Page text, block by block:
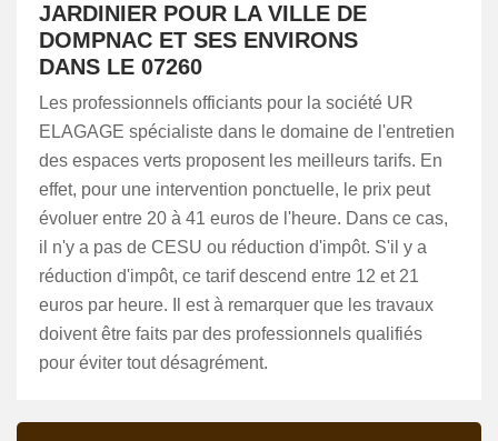
JARDINIER POUR LA VILLE DE
DOMPNAC ET SES ENVIRONS
DANS LE 07260
Les professionnels officiants pour la société UR
ELAGAGE spécialiste dans le domaine de l'entretien
des espaces verts proposent les meilleurs tarifs. En
effet, pour une intervention ponctuelle, le prix peut
évoluer entre 20 à 41 euros de l'heure. Dans ce cas,
il n'y a pas de CESU ou réduction d'impôt. S'il y a
réduction d'impôt, ce tarif descend entre 12 et 21
euros par heure. Il est à remarquer que les travaux
doivent être faits par des professionnels qualifiés
pour éviter tout désagrément.